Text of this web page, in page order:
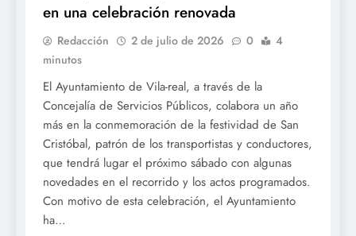
en una celebración renovada
Redacción 2 de julio de 2026 0
4
minutos
El Ayuntamiento de Vila-real, a través de la
Concejalía de Servicios Públicos, colabora un año
más en la conmemoración de la festividad de San
Cristóbal, patrón de los transportistas y conductores,
que tendrá lugar el próximo sábado con algunas
novedades en el recorrido y los actos programados.
Con motivo de esta celebración, el Ayuntamiento
ha…